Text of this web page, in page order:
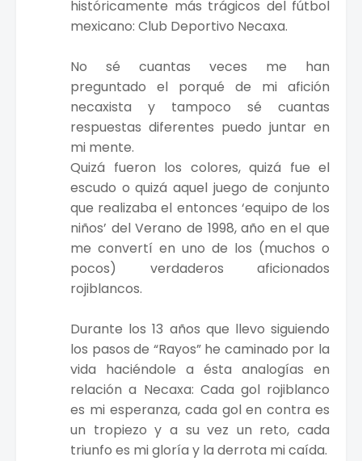
históricamente más trágicos del fútbol
mexicano: Club Deportivo Necaxa.
No sé cuantas veces me han
preguntado el porqué de mi afición
necaxista y tampoco sé cuantas
respuestas diferentes puedo juntar en
mi mente.
Quizá fueron los colores, quizá fue el
escudo o quizá aquel juego de conjunto
que realizaba el entonces ‘equipo de los
niños’ del Verano de 1998, año en el que
me convertí en uno de los (muchos o
pocos) verdaderos aficionados
rojiblancos.
Durante los 13 años que llevo siguiendo
los pasos de “Rayos” he caminado por la
vida haciéndole a ésta analogías en
relación a Necaxa: Cada gol rojiblanco
es mi esperanza, cada gol en contra es
un tropiezo y a su vez un reto, cada
triunfo es mi gloría y la derrota mi caída.